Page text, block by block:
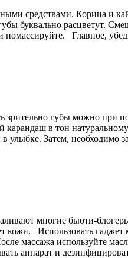
средствами. Корица и
буквально расцветут.
Главное,
зрительно губы можно при
карандаш в тон
в улыбке. Затем, необходимо
многие бьюти-
Использовать гаджет
массажа используйте
аппарат и